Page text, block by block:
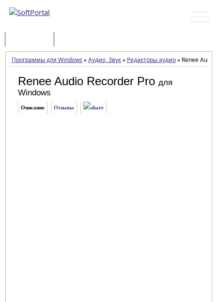
Программы для Windows »Аудио, Звук» Редакторы аудио»Renee Audio
Renee Audio Recorder Pro для
Windows
Описание Отзывы